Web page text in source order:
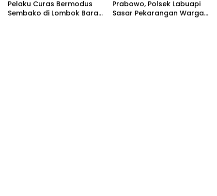
Pelaku Curas Bermodus
Sembako di Lombok Barat,
Prabowo, Polsek Labuapi
Sasar Pekarangan Warga